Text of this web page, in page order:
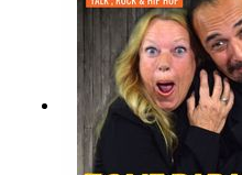
https://twitter.com/
https://